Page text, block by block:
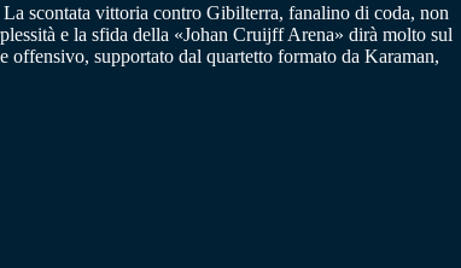
scontata vittoria contro Gibilterra, fanalino di coda, non
e la sfida della «Johan Cruijff Arena» dirà molto sul
offensivo, supportato dal quartetto formato da Karaman,